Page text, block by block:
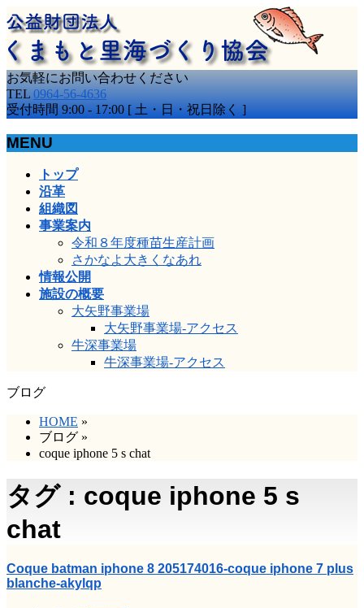
お気軽にお問い合わせください
TEL 0964-56-4636
受付時間 9:00 - 17:00 [ 土・日・祝日除く ]
MENU
トップ
沿革
組織図
事業案内
令和８年度種苗生産計画
さかなよ大きくなあれ
情報公開
施設の概要
大矢野事業場
大矢野事業場-アクセス
牛深事業場
牛深事業場-アクセス
ブログ
HOME »
ブログ »
coque iphone 5 s chat
タグ : coque iphone 5 s
chat
Coque batman iphone 8 205174016-coque iphone 7 plus
blanche-akylqp